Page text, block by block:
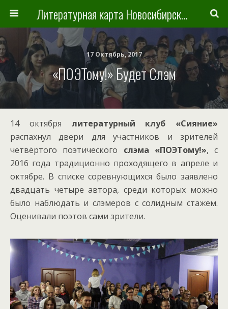
Литературная карта Новосибирска и Новосибирской области
17 Октябрь, 2017
«ПОЭТому!» Будет Слэм
14 октября литературный клуб «Сияние»
распахнул двери для участников и зрителей
четвёртого поэтического слэма «ПОЭТому!», с
2016 года традиционно проходящего в апреле и
октябре. В списке соревнующихся было заявлено
двадцать четыре автора, среди которых можно
было наблюдать и слэмеров с солидным стажем.
Оценивали поэтов сами зрители.